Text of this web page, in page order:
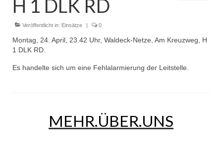
Dienstplan
Einsätze
Einsatzstichworte
Jugendfeuerwehr
Gründung Jugendfeuerwehr 1996
H 1 DLK RD
Veröffentlicht in: Einsätze | 0
Montag, 24. April, 23.42 Uhr, Waldeck-Netze, Am Kreuzweg, H
1 DLK RD.
Es handelte sich um eine Fehlalarmierung der Leitstelle.
MEHR.ÜBER.UNS